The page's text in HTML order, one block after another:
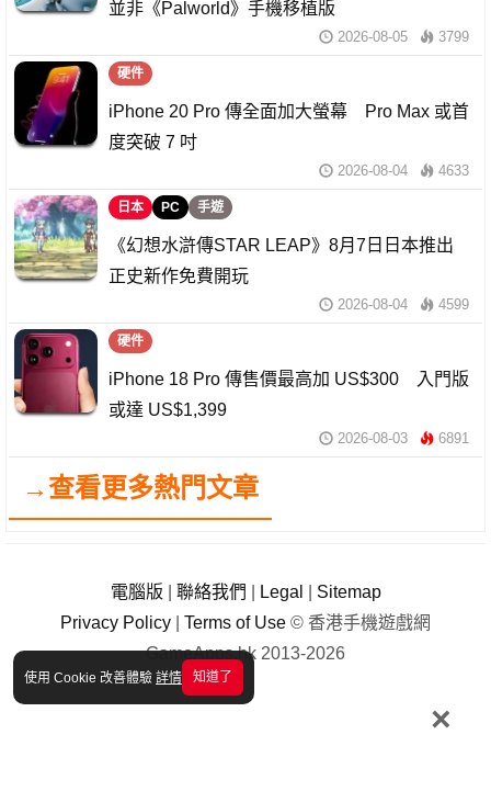
使用 Cookie 改善體驗 詳情 知道了
×
並非《Palworld》手機移植版
2026-08-05 3799
硬件
iPhone 20 Pro 傳全面加大螢幕 Pro Max 或首
度突破 7 吋
2026-08-04 4633
日本 PC 手遊
《幻想水滸傳STAR LEAP》8月7日日本推出
正史新作免費開玩
2026-08-04 4599
硬件
iPhone 18 Pro 傳售價最高加 US$300 入門版
或達 US$1,399
2026-08-03 6891
→查看更多熱門文章
電腦版 聯絡我們 Legal
Sitemap
Privacy Policy
Terms of Use © 香港手機遊戲網
GameApps.hk 2013-2026